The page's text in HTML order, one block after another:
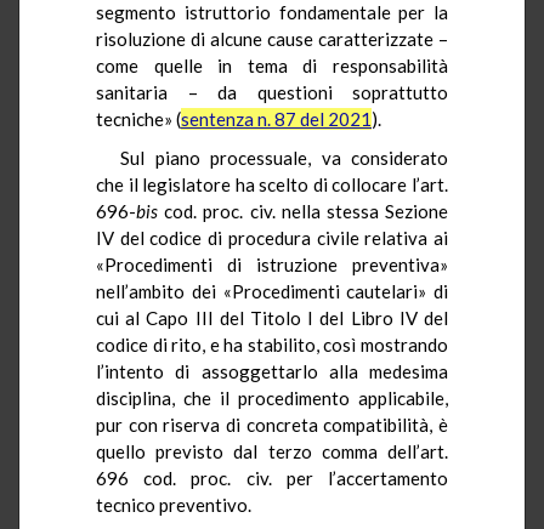
segmento istruttorio fondamentale per la
risoluzione di alcune cause caratterizzate –
come quelle in tema di responsabilità
sanitaria – da questioni soprattutto
tecniche» (sentenza n. 87 del 2021).
Sul piano processuale, va considerato
che il legislatore ha scelto di collocare l’art.
696-bis cod. proc. civ. nella stessa Sezione
IV del codice di procedura civile relativa ai
«Procedimenti di istruzione preventiva»
nell’ambito dei «Procedimenti cautelari» di
cui al Capo III del Titolo I del Libro IV del
codice di rito, e ha stabilito, così mostrando
l’intento di assoggettarlo alla medesima
disciplina, che il procedimento applicabile,
pur con riserva di concreta compatibilità, è
quello previsto dal terzo comma dell’art.
696 cod. proc. civ. per l’accertamento
tecnico preventivo.